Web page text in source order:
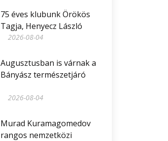
75 éves klubunk Örökös
Tagja, Henyecz László
2026-08-04
Augusztusban is várnak a
Bányász természetjáró
2026-08-04
Murad Kuramagomedov
rangos nemzetközi